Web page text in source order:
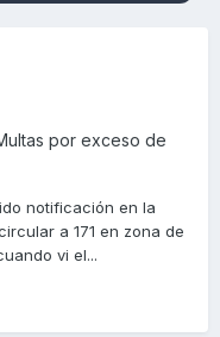
por exceso de
notificación en la
a 171 en zona de
vi el...